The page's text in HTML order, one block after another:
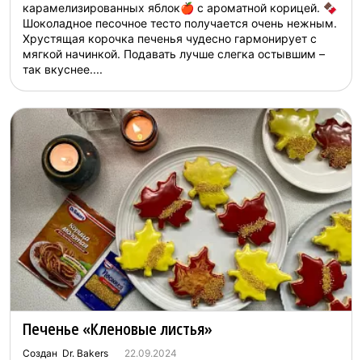
карамелизированных яблок🍎 с ароматной корицей. 🍫
Шоколадное песочное тесто получается очень нежным.
Хрустящая корочка печенья чудесно гармонирует с
мягкой начинкой. Подавать лучше слегка остывшим –
так вкуснее....
Печенье «Кленовые листья»
Создан Dr. Bakers 22.09.2024